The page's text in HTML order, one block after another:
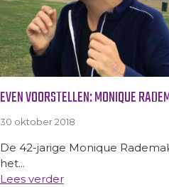
EVEN VOORSTELLEN: MONIQUE
30 oktober 2018
De 42-jarige Monique
het...
Lees verder